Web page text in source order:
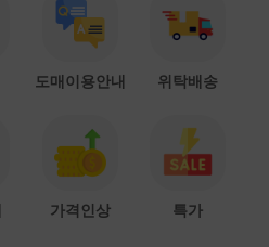
도매이용안내 위탁배송
가격인상 특가